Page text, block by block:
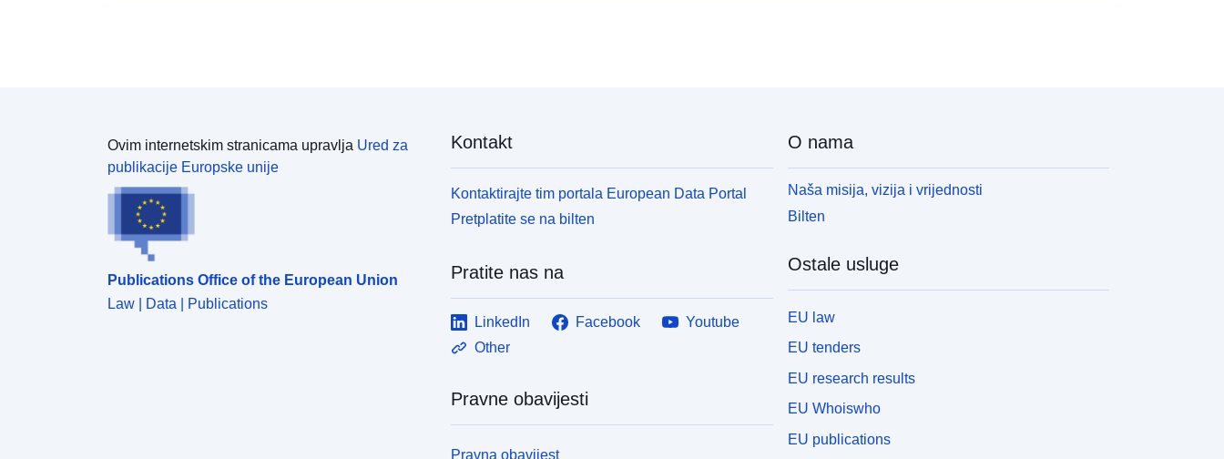
Ovim internetskim stranicama upravlja Ured za
publikacije Europske unije
Publications Office of the European Union
Law | Data | Publications
Kontakt
Kontaktirajte tim portala European Data Portal
Pretplatite se na bilten
Pratite nas na
LinkedIn Facebook
Youtube
Other
Pravne obavijesti
Pravna obavijest
O nama
Naša misija, vizija i vrijednosti
Bilten
Ostale usluge
EU law
EU tenders
EU research results
EU Whoiswho
EU publications